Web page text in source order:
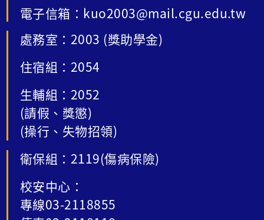
電子信箱：kuo2003@mail.cgu.edu.tw
處務室：2003 (獎助學金)
住宿組：2054
生輔組：2052
(請假、獎懲)
(操行、失物招領)
衛保組：2119(傷病保險)
校安中心：
專線03-2118855